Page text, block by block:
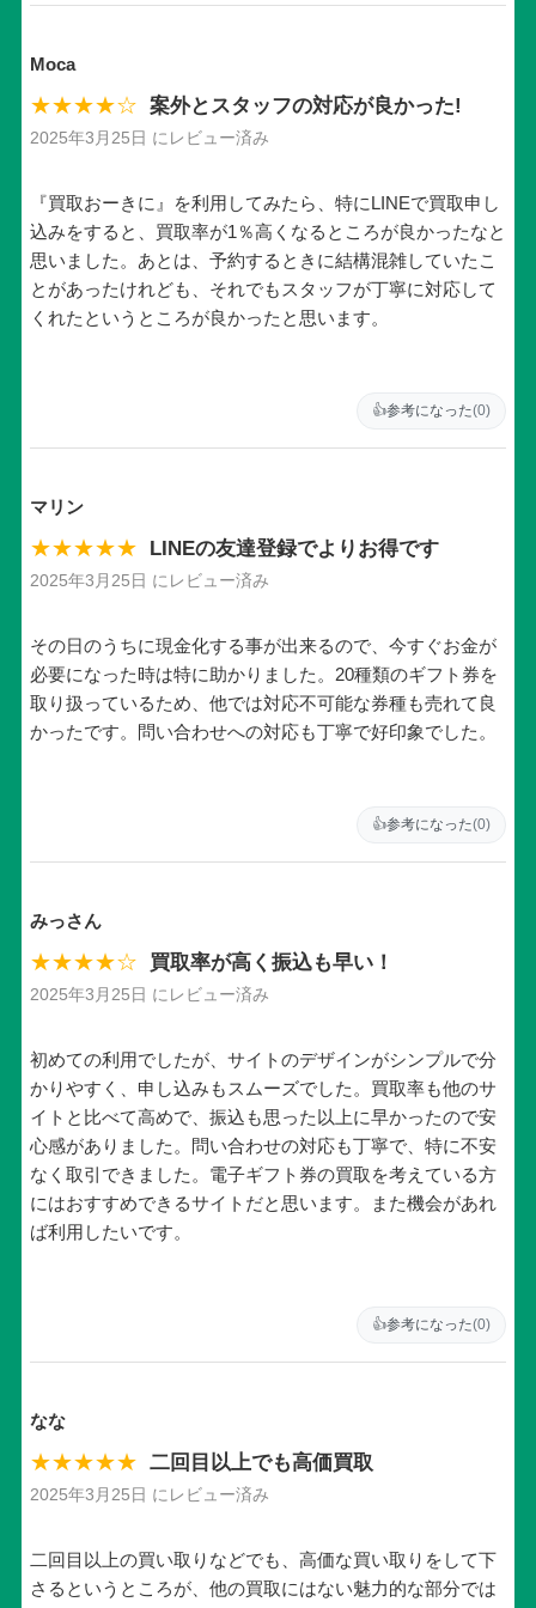
Moca
★★★★☆ 案外とスタッフの対応が良かった!
2025年3月25日 にレビュー済み
『買取おーきに』を利用してみたら、特にLINEで買取申し
込みをすると、買取率が1％高くなるところが良かったなと
思いました。あとは、予約するときに結構混雑していたこ
とがあったけれども、それでもスタッフが丁寧に対応して
くれたというところが良かったと思います。
👍参考になった(0)
マリン
★★★★★ LINEの友達登録でよりお得です
2025年3月25日 にレビュー済み
その日のうちに現金化する事が出来るので、今すぐお金が
必要になった時は特に助かりました。20種類のギフト券を
取り扱っているため、他では対応不可能な券種も売れて良
かったです。問い合わせへの対応も丁寧で好印象でした。
👍参考になった(0)
みっさん
★★★★☆ 買取率が高く振込も早い！
2025年3月25日 にレビュー済み
初めての利用でしたが、サイトのデザインがシンプルで分
かりやすく、申し込みもスムーズでした。買取率も他のサ
イトと比べて高めで、振込も思った以上に早かったので安
心感がありました。問い合わせの対応も丁寧で、特に不安
なく取引できました。電子ギフト券の買取を考えている方
にはおすすめできるサイトだと思います。また機会があれ
ば利用したいです。
👍参考になった(0)
なな
★★★★★ 二回目以上でも高価買取
2025年3月25日 にレビュー済み
二回目以上の買い取りなどでも、高価な買い取りをして下
さるというところが、他の買取にはない魅力的な部分では